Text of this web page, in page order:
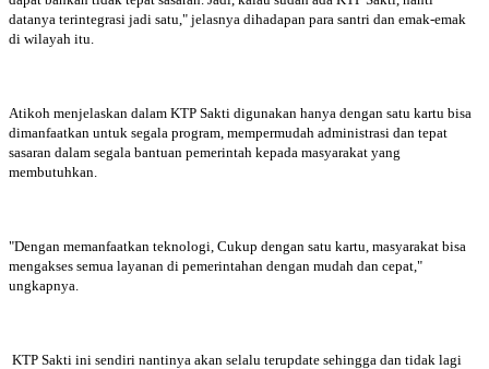
datanya terintegrasi jadi satu," jelasnya dihadapan para santri dan emak-emak
di wilayah itu.
Atikoh menjelaskan dalam KTP Sakti digunakan hanya dengan satu kartu bisa
dimanfaatkan untuk segala program, mempermudah administrasi dan tepat
sasaran dalam segala bantuan pemerintah kepada masyarakat yang
membutuhkan.
"Dengan memanfaatkan teknologi, Cukup dengan satu kartu, masyarakat bisa
mengakses semua layanan di pemerintahan dengan mudah dan cepat,"
ungkapnya.
KTP Sakti ini sendiri nantinya akan selalu terupdate sehingga dan tidak lagi